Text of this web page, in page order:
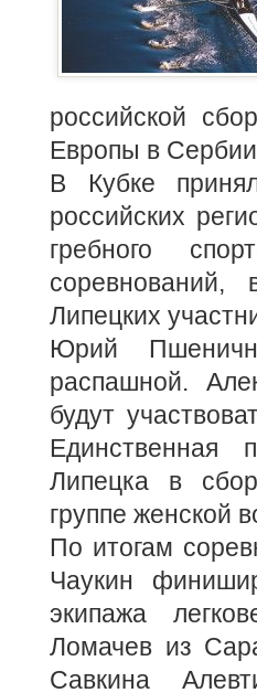
российской
Европы в
В Кубке
российских
гребного
Липецких
Юрий
распашной.
будут
Единственная
Липецка в
группе женской
По итогам
Чаукин
экипажа
Ломачев из
Савкина